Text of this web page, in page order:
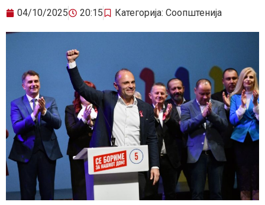
04/10/2025 20:15 Категорија: Соопштенија